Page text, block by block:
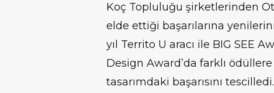
Koç Topluluğu şirketlerinden
elde ettiği başarılarına
yıl Territo U aracı ile BIG SEE
Design Award’da farklı
tasarımdaki başarısını